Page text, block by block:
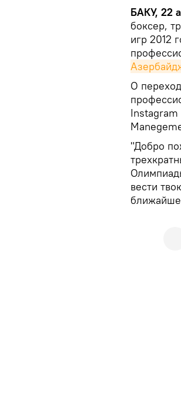
БАКУ, 22
боксер,
игр 2012
О
Instagram
"Добро
вести